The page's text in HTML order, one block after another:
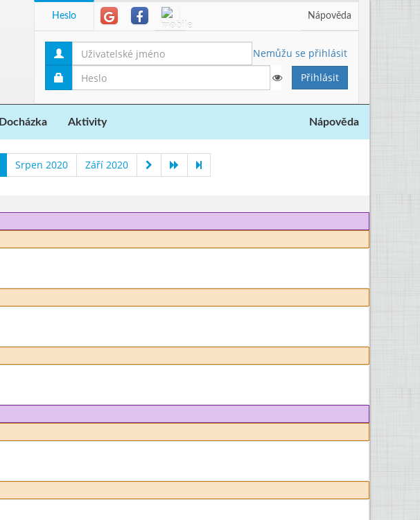
Heslo Nápověda
Nemůžu se přihlásit
Docházka Aktivity Nápověda
Srpen 2020 Září 2020